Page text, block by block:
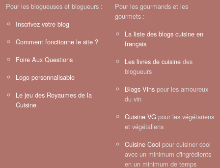
Pour les blogueuses et blogueurs :
Inscrivez votre blog
Comment fonctionne le site ?
Foire Aux Questions
Logo personnalisable
Le jeu des Royaumes de la
Cuisine
Pour les gourmands et les
gourmets :
La liste des blogs cuisine en
français
Les livres de cuisine des
blogueurs
Blogs Vins pour les amoureux
du vin
Cuisine VG pour les végétariens
et végétaliens
Cuisine Cool pour cuisiner cool
avec un minimum d'ingrédients
en un minimum de temps